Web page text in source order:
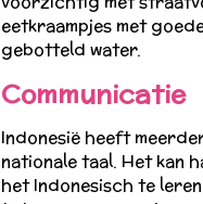
eetkraampjes met
gebotteld water.
Communicatie
Indonesië heeft
nationale taal. Het kan
het Indonesisch te